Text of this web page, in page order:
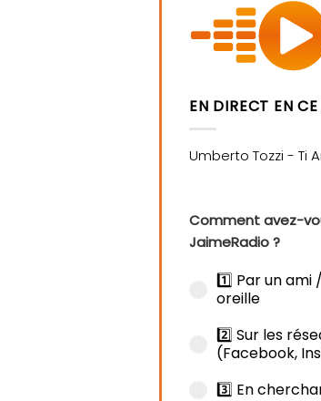
EN DIRECT EN
Comment avez-
JaimeRadio ?
1️⃣ Par un ami
oreille
2️⃣ Sur les
(Facebook,
3️⃣ En